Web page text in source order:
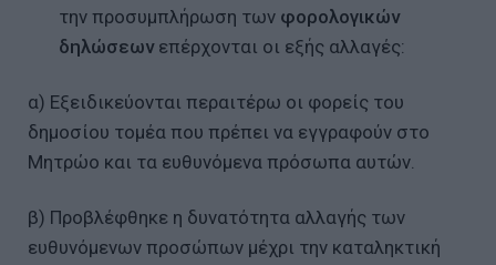
την προσυμπλήρωση των φορολογικών
δηλώσεωνεπέρχονται οι εξής αλλαγές:
α) Εξειδικεύονται περαιτέρω οι φορείς του
δημοσίου τομέα που πρέπει να εγγραφούν στο
Μητρώο και τα ευθυνόμενα πρόσωπα αυτών.
β) Προβλέφθηκε η δυνατότητα αλλαγής των
ευθυνόμενων προσώπων μέχρι την καταληκτική